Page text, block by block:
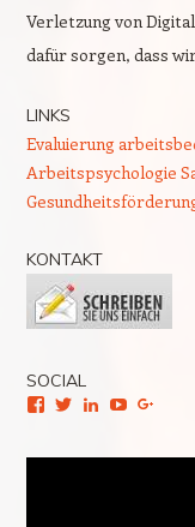
Verletzung von
dafür sorgen, dass
LINKS
Evaluierung
Arbeitspsychologie
KONTAKT
SOCIAL
Facebook
TwitterLinkedIn
YouTube